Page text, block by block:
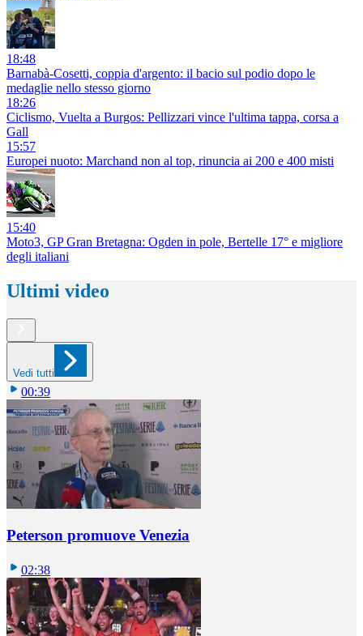
18:48
Barnabà-Cosetti, coppia d'argento: il bacio sul podio dopo le
medaglie nello stesso giorno
18:26
Ciclismo, Vuelta a Burgos: Pellizzari vince l'ultima tappa, corsa a
Gall
15:57
Europei nuoto: Marchand non al top, rinuncia ai 200 e 400 misti
15:40
Moto3, GP Gran Bretagna: Ogden in pole, Bertelle 17° e migliore
degli italiani
Ultimi video
Vedi tutti
00:39
Peterson promuove Venezia
02:38